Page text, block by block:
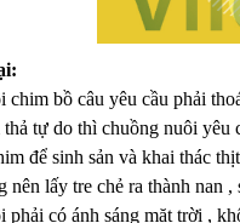
chim bồ câu yêu cầu phải
tự do thì chuồng nuôi yêu
để sinh sản và khai thác
nên lấy tre chẻ ra thành nan
phải có ánh sáng mặt trời ,